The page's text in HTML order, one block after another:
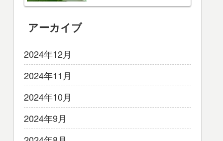
アーカイブ
2024年12月
2024年11月
2024年10月
2024年9月